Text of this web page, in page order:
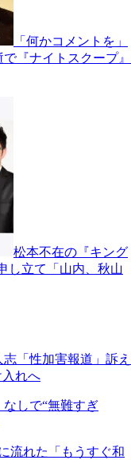
「何かコメントを」
『ナイトスクープ』
松本不在の『キング
し立て「山内、秋山
「性加害報道」訴え
れへ
なしで“無難すぎ
流れた「もうすぐ和